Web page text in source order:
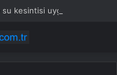
su kesintisi uygulayacak